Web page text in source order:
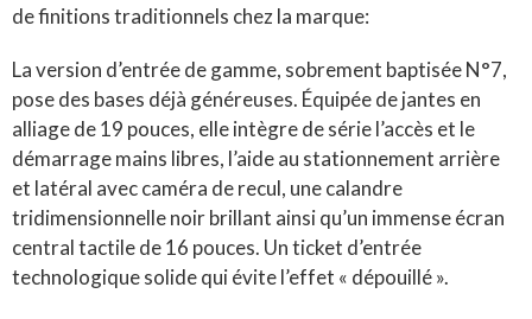
de finitions traditionnels chez la marque:
La version d’entrée de gamme, sobrement baptisée N°7,
pose des bases déjà généreuses. Équipée de jantes en
alliage de 19 pouces, elle intègre de série l’accès et le
démarrage mains libres, l’aide au stationnement arrière
et latéral avec caméra de recul, une calandre
tridimensionnelle noir brillant ainsi qu’un immense écran
central tactile de 16 pouces. Un ticket d’entrée
technologique solide qui évite l’effet « dépouillé ».